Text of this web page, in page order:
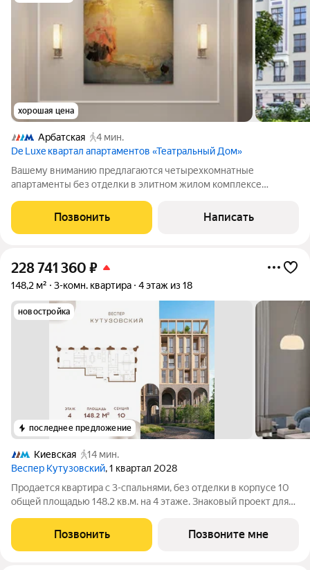
хорошая цена
Арбатская
4 мин.
De Luxe квартал апартаментов «Театральный Дом»
Вашему вниманию предлагаются четырехкомнатные
апартаменты без отделки в элитном жилом комплексе
обустроить кухню-гостиную, мастер-спальню с собственными
ванной и гардеробной комнатами, две детские с
Позвонить Написать
228 741 360 ₽
148,2 м² 3-комн. квартира 4 этаж из 18
новостройка
последнее предложение
Киевская
14 мин.
Веспер Кутузовский, 1 квартал 2028
Продается квартира с 3-спальнями, без отделки в корпусе 10
общей площадью 148.2 кв.м. на 4 этаже. Знаковый проект для
площадью 3,7 га расположен на Кутузовском проспекте и
воплощает новую
Позвонить Позвоните мне